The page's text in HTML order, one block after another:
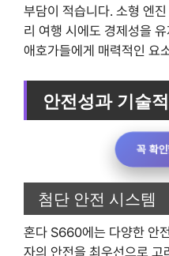
부담이 적습니다. 소형 엔
리 여행 시에도 경제성을
애호가들에게 매력적인 요
안전성과 기술
꼭 확
첨단 안전 시스템
혼다 S660에는 다양한 안
자의 안전을 최우선으로 고